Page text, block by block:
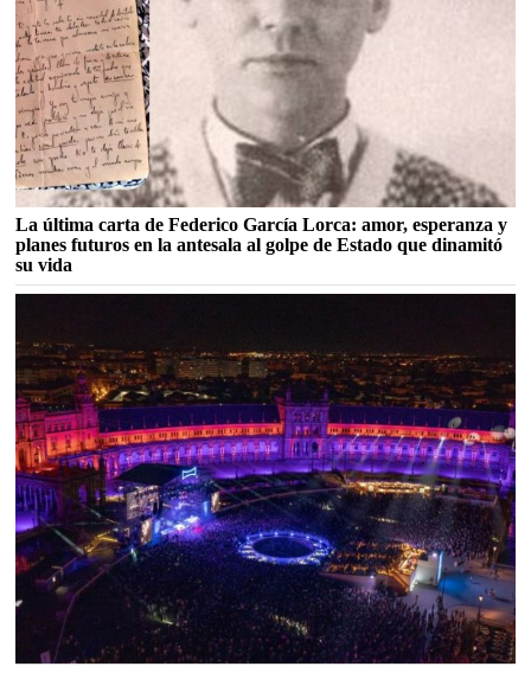
La última carta de Federico García Lorca: amor, esperanza y
planes futuros en la antesala al golpe de Estado que dinamitó
su vida